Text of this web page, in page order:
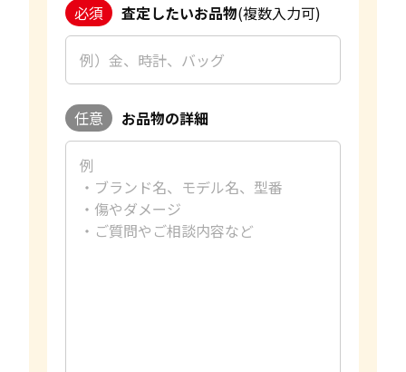
必須 査定したいお品物(複数入力可)
任意 お品物の詳細